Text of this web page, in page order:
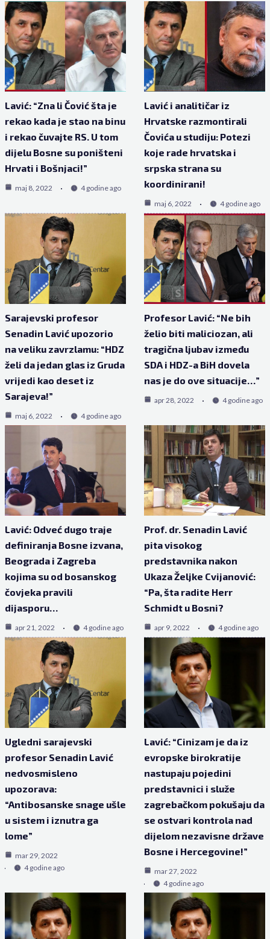
Lavić: “Zna li Čović šta je
rekao kada je stao na binu
i rekao čuvajte RS. U tom
dijelu Bosne su poništeni
Hrvati i Bošnjaci!”
maj 8, 2022 4 godine ago
Lavić i analitičar iz
Hrvatske razmontirali
Čovića u studiju: Potezi
koje rade hrvatska i
srpska strana su
koordinirani!
maj 6, 2022 4 godine ago
Sarajevski profesor
Senadin Lavić upozorio
na veliku zavrzlamu: “HDZ
želi da jedan glas iz Gruda
vrijedi kao deset iz
Sarajeva!”
maj 6, 2022 4 godine ago
Profesor Lavić: “Ne bih
želio biti maliciozan, ali
tragična ljubav između
SDA i HDZ-a BiH dovela
nas je do ove situacije…”
apr 28, 2022 4 godine ago
Lavić: Odveć dugo traje
definiranja Bosne izvana,
Beograda i Zagreba
kojima su od bosanskog
čovjeka pravili
dijasporu…
apr 21, 2022 4 godine ago
Prof. dr. Senadin Lavić
pita visokog
predstavnika nakon
Ukaza Željke Cvijanović:
“Pa, šta radite Herr
Schmidt u Bosni?
apr 9, 2022 4 godine ago
Ugledni sarajevski
profesor Senadin Lavić
nedvosmisleno
upozorava:
“Antibosanske snage ušle
u sistem i iznutra ga
lome”
mar 29, 2022
4 godine ago
Lavić: “Cinizam je da iz
evropske birokratije
nastupaju pojedini
predstavnici i služe
zagrebačkom pokušaju da
se ostvari kontrola nad
dijelom nezavisne države
Bosne i Hercegovine!”
mar 27, 2022
4 godine ago